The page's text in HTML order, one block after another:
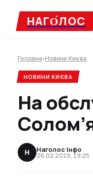
НАГО́ЛОC
Головна›Новини Києва
НОВИНИ КИЄВА
На
Н Наголос Інфо
26.02.2019, 19:25